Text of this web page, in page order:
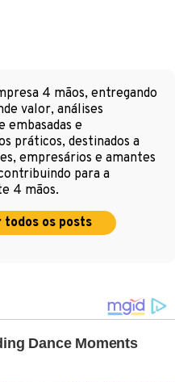
4 mãos, entregando
valor, análises
embasadas e
práticos, destinados a
empresários e amantes
para a
4 mãos.
todos os posts